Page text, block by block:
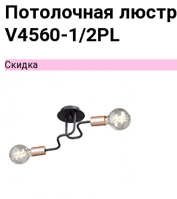
Потолочная
V4560-1/2PL
Скидка